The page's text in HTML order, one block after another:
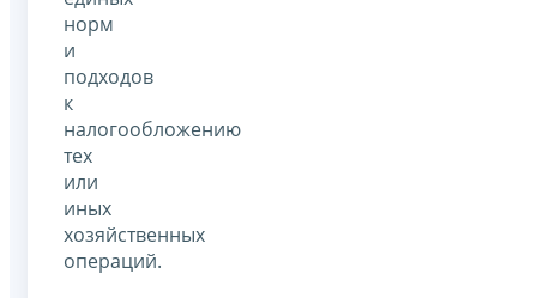
норм
и
подходов
к
налогообложению
тех
или
иных
хозяйственных
операций.